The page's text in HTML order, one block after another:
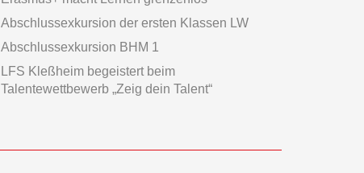
Abschlussexkursion der ersten Klassen LW
Abschlussexkursion BHM 1
LFS Kleßheim begeistert beim
Talentewettbewerb „Zeig dein Talent“